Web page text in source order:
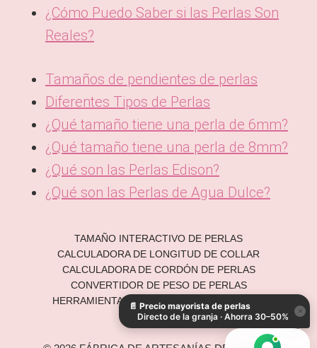
¿Cómo Puedo Saber si las Perlas Son
Reales?
Tamaños de pendientes de perlas
Diferentes Tipos de Perlas
¿Qué tamaño tiene una perla de 6mm?
¿Qué tamaño tiene una perla de 8mm?
¿Qué son las Perlas Edison?
¿Qué son las Perlas de Agua Dulce?
TAMAÑO INTERACTIVO DE PERLAS
CALCULADORA DE LONGITUD DE COLLAR
CALCULADORA DE CORDÓN DE PERLAS
CONVERTIDOR DE PESO DE PERLAS
HERRAMIENTA EN LÍNEA PARA MEDICIÓN DE
PERLAS
📄 Precio mayorista de perlas
Directo de la granja · Ahorra 30–50%
×
IT
KO